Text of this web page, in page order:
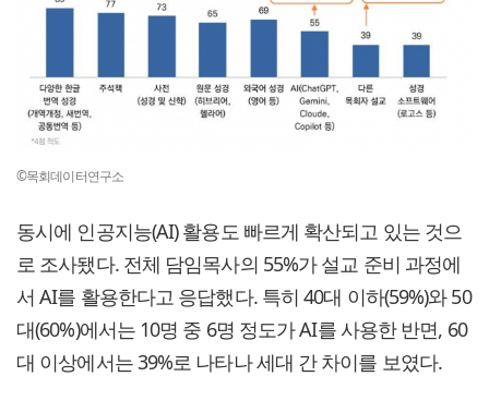
©목회데이터연구소
동시에 인공지능(AI) 활용도 빠르게 확산되고 있는 것으
로 조사됐다. 전체 담임목사의 55%가 설교 준비 과정에
서 AI를 활용한다고 응답했다. 특히 40대 이하(59%)와 50
대(60%)에서는 10명 중 6명 정도가 AI를 사용한 반면, 60
대 이상에서는 39%로 나타나 세대 간 차이를 보였다.